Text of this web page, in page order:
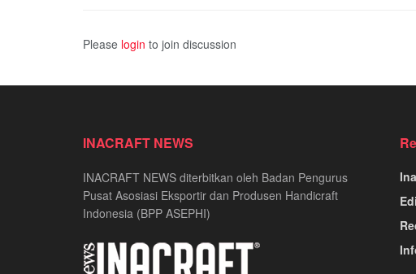
Please login to join discussion
INACRAFT NEWS
INACRAFT NEWS diterbitkan oleh Badan Pengurus
Pusat Asosiasi Eksportir dan Produsen Handicraft
Indonesia (BPP ASEPHI)